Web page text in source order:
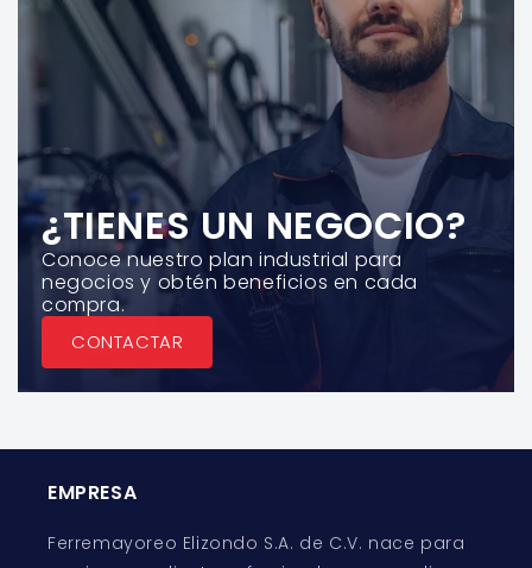
¿TIENES UN NEGOCIO?
Conoce nuestro plan industrial para
negocios y obtén beneficios en cada
compra.
CONTACTAR
EMPRESA
Ferremayoreo Elizondo S.A. de C.V. nace para